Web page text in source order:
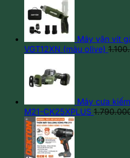
là:
2.350.000 ₫.
Máy vặn vít
VGT12XN (màu olive)
Máy cưa
M21-CK25XPLUS